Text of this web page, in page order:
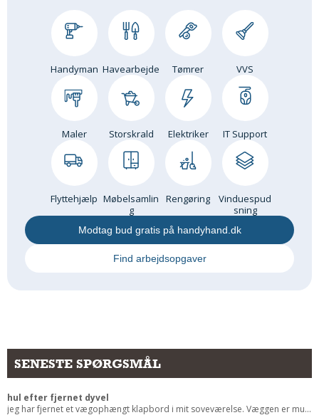
Om Materialer
Tips Og Tricks
Belægning
Skadedyr
Handyman Havearbejde Tømrer VVS
Maler Storskrald Elektriker IT Support
Flyttehjælp Møbelsamlin
g
Rengøring
Vinduespud
sning
Modtag bud gratis på handyhand.dk
Find arbejdsopgaver
SENESTE SPØRGSMÅL
hul efter fjernet dyvel
jeg har fjernet et vægophængt klapbord i mit soveværelse. Væggen er mu...